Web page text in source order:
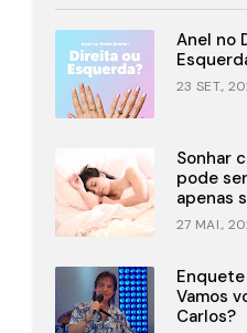
Anel no
23 SET.,
Sonhar
pode
apenas
27 MAI.,
Vamos
Carlos?